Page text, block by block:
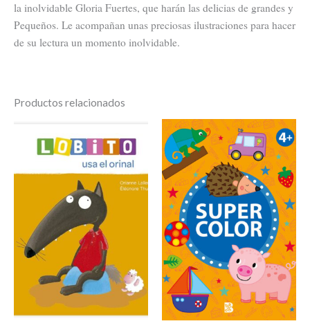
la inolvidable Gloria Fuertes, que harán las delicias de grandes y
Pequeños. Le acompañan unas preciosas ilustraciones para hacer
de su lectura un momento inolvidable.
Productos relacionados